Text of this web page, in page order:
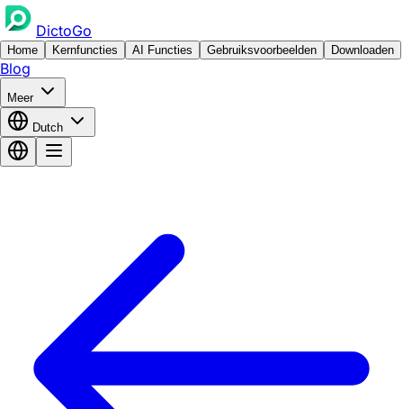
DictoGo
Home Kernfuncties AI Functies Gebruiksvoorbeelden Downloaden
Blog
Meer
Dutch